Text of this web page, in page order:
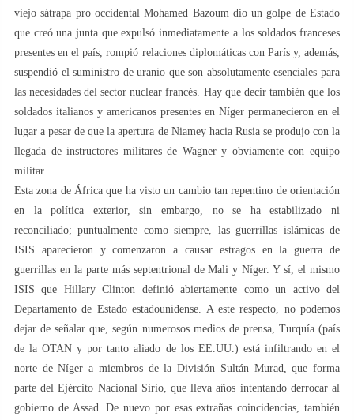
viejo sátrapa pro occidental Mohamed Bazoum dio un golpe de Estado
que creó una junta que expulsó inmediatamente a los soldados franceses
presentes en el país, rompió relaciones diplomáticas con París y, además,
suspendió el suministro de uranio que son absolutamente esenciales para
las necesidades del sector nuclear francés. Hay que decir también que los
soldados italianos y americanos presentes en Níger permanecieron en el
lugar a pesar de que la apertura de Niamey hacia Rusia se produjo con la
llegada de instructores militares de Wagner y obviamente con equipo
militar.
Esta zona de África que ha visto un cambio tan repentino de orientación
en la política exterior, sin embargo, no se ha estabilizado ni
reconciliado; puntualmente como siempre, las guerrillas islámicas de
ISIS aparecieron y comenzaron a causar estragos en la guerra de
guerrillas en la parte más septentrional de Mali y Níger. Y sí, el mismo
ISIS que Hillary Clinton definió abiertamente como un activo del
Departamento de Estado estadounidense. A este respecto, no podemos
dejar de señalar que, según numerosos medios de prensa, Turquía (país
de la OTAN y por tanto aliado de los EE.UU.) está infiltrando en el
norte de Níger a miembros de la División Sultán Murad, que forma
parte del Ejército Nacional Sirio, que lleva años intentando derrocar al
gobierno de Assad. De nuevo por esas extrañas coincidencias, también